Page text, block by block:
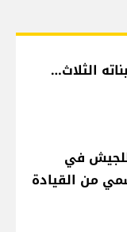
الثلاث…
في
من القيادة